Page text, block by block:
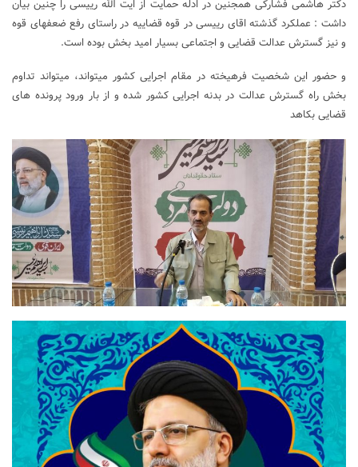
دکتر هاشمی فشارکی همجنین در ادله حمایت از ایت الله رییسی را چنین بیان
داشت : عملکرد گذشته اقای رییسی در قوه قضاییه در راستای رفع ضعفهای قوه
و نیز گسترش عدالت قضایی و اجتماعی بسیار امید بخش بوده است.
و حضور این شخصیت فرهیخته در مقام اجرایی کشور میتواند، میتواند تداوم
بخش راه گسترش عدالت در بدنه اجرایی کشور شده و از بار ورود پرونده های
قضایی بکاهد